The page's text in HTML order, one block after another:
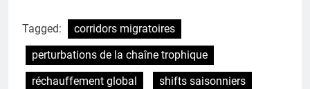
Tagged:
corridors migratoires
perturbations de la chaîne trophique
réchauffement global
shifts saisonniers